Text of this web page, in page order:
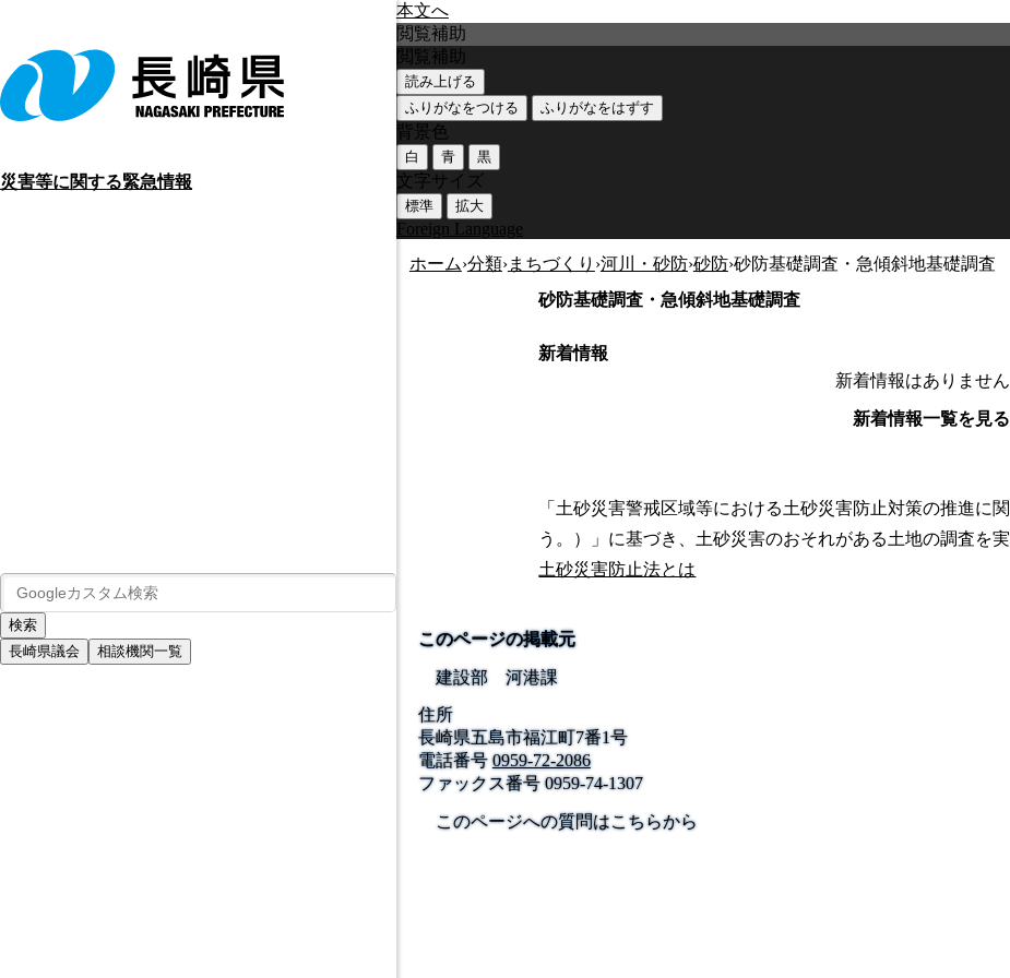
本文へ
災害等に関する緊急情報
長崎県議会 相談機関一覧
閲覧補助
閲覧補助
読み上げる
ふりがなをつける
ふりがなをはずす
背景色
白 青 黒
文字サイズ
標準 拡大
Foreign Language
ホーム›分類›まちづくり ›河川・砂防›砂防›砂防基礎調査・急傾斜地基礎調査
砂防基礎調査・急傾斜地基礎調査
新着情報
新着情報はありません
新着情報一覧を見る
「土砂災害警戒区域等における土砂災害防止対策の推進に
う。）」に基づき、土砂災害のおそれがある土地の調査を実
土砂災害防止法とは
このページの掲載元
建設部 河港課
住所
長崎県五島市福江町7番1号
電話番号 0959-72-2086
ファックス番号0959-74-1307
このページへの質問はこちらから
公式SNS
このサイトについて
長崎県庁